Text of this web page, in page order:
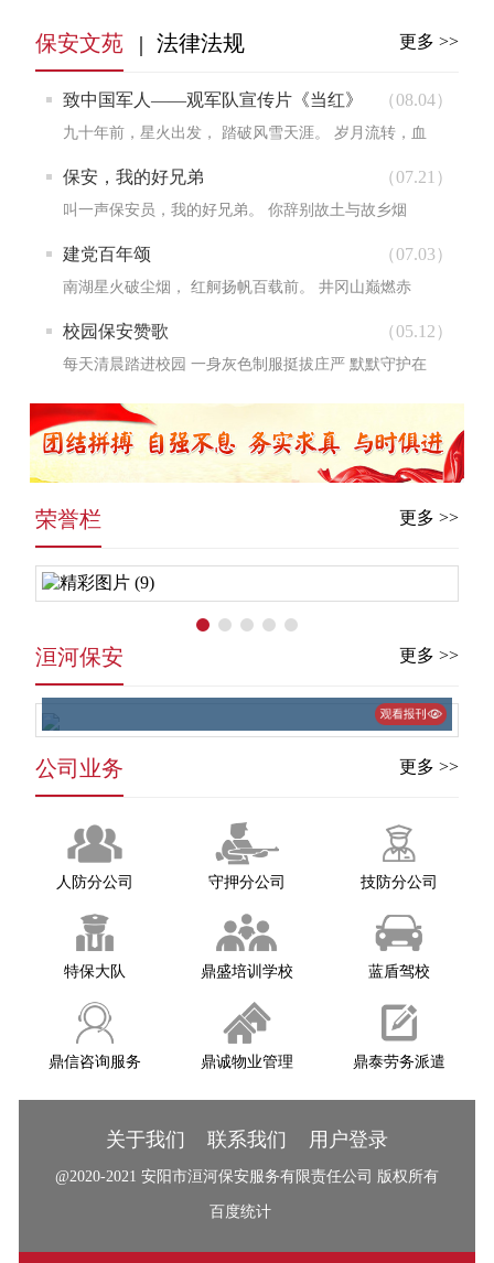
工作专题...
保安文苑 法律法规 更多 >>
致中国军人——观军队宣传片《当红》
有感
（08.04）
九十年前，星火出发， 踏破风雪天涯。 岁月流转，血
脉未改， 一代一代，正值芳华。 何为当红？ 非是喧嚣
浮名...
保安，我的好兄弟 （07.21）
叫一声保安员，我的好兄弟。 你辞别故土与故乡烟
火，奔赴一方岗位，扎根一隅平安。 日复一日站岗值
守，寒来...
建党百年颂 （07.03）
南湖星火破尘烟， 红舸扬帆百载前。 井冈山巅燃赤
焰， 宝塔山麓垦荒原。 御寇纾危酬壮志， 忠骨长眠山
河间。...
校园保安赞歌 （05.12）
每天清晨踏进校园 一身灰色制服挺拔庄严 默默守护在
荣誉栏 更多 >>
洹河保安 更多 >>
公司业务 更多 >>
人防分公司 守押分公司 技防分公司
特保大队 鼎盛培训学校 蓝盾驾校
鼎信咨询服务 鼎诚物业管理 鼎泰劳务派遣
关于我们 联系我们 用户登录
@2020-2021 安阳市洹河保安服务有限责任公司 版权所有
百度统计